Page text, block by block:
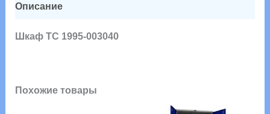
Описание
Шкаф ТС 1995-003040
Похожие товары